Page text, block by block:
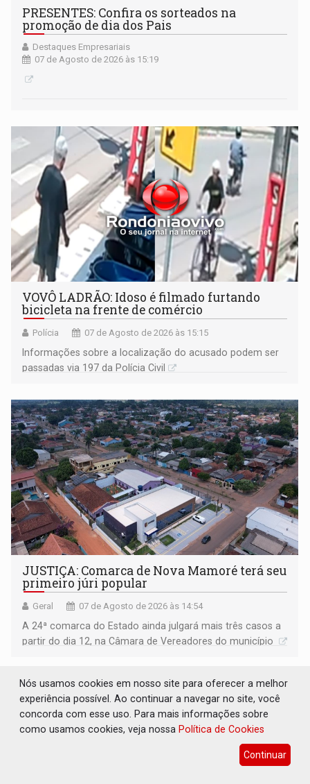
PRESENTES: Confira os sorteados na
promoção de dia dos Pais
Destaques Empresariais
07 de Agosto de 2026 às 15:19
VOVÔ LADRÃO: Idoso é filmado furtando
bicicleta na frente de comércio
Polícia 07 de Agosto de 2026 às 15:15
Informações sobre a localização do acusado podem ser
passadas via 197 da Polícia Civil
JUSTIÇA: Comarca de Nova Mamoré terá seu
primeiro júri popular
Geral 07 de Agosto de 2026 às 14:54
A 24ª comarca do Estado ainda julgará mais três casos a
partir do dia 12, na Câmara de Vereadores do município
Nós usamos cookies em nosso site para oferecer a melhor
experiência possível. Ao continuar a navegar no site, você
concorda com esse uso. Para mais informações sobre
como usamos cookies, veja nossa Política de Cookies
Continuar